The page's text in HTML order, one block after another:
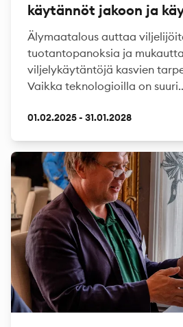
käytännöt jakoon ja
Älymaatalous auttaa
tuotantopanoksia ja
viljelykäytäntöjä kasvien
Vaikka teknologioilla on
01.02.2025 - 31.01.2028